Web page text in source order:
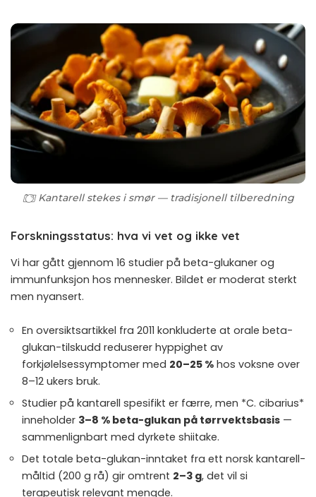
Kantarell stekes i smør — tradisjonell tilberedning
Forskningsstatus: hva vi vet og ikke vet
Vi har gått gjennom 16 studier på beta-glukaner og
immunfunksjon hos mennesker. Bildet er moderat sterkt
men nyansert.
En oversiktsartikkel fra 2011 konkluderte at orale beta-
glukan-tilskudd reduserer hyppighet av
forkjølelsessymptomer med 20–25 % hos voksne over
8–12 ukers bruk.
Studier på kantarell spesifikt er færre, men *C. cibarius*
inneholder 3–8 % beta-glukan på tørrvektsbasis —
sammenlignbart med dyrkete shiitake.
Det totale beta-glukan-inntaket fra ett norsk kantarell-
måltid (200 g rå) gir omtrent 2–3 g, det vil si
terapeutisk relevant mengde.